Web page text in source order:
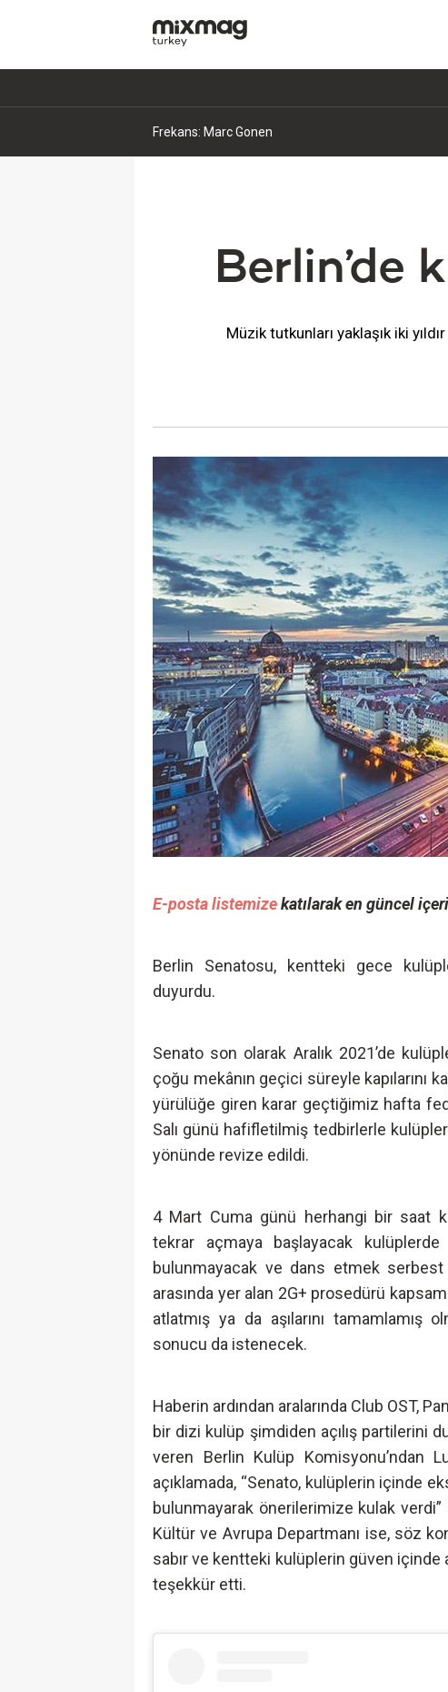
Frekans: Marc Gonen
Berlin’de
Müzik tutkunları yaklaşık iki
E-posta listemizekatılarak en güncel
Berlin Senatosu, kentteki gece
duyurdu.
Senato son olarak Aralık 2021’de
çoğu mekânın geçici süreyle kapılarını
yürülüğe giren karar geçtiğimiz hafta
Salı günü hafifletilmiş tedbirlerle
yönünde revize edildi.
4 Mart Cuma günü herhangi bir saat
tekrar açmaya başlayacak
bulunmayacak ve dans etmek serbest
arasında yer alan 2G+ prosedürü
atlatmış ya da aşılarını tamamlamış
sonucu da istenecek.
Haberin ardından aralarında Club OST,
bir dizi kulüp şimdiden açılış partilerini
veren Berlin Kulüp Komisyonu’ndan
açıklamada, “Senato, kulüplerin içinde
bulunmayarak önerilerimize kulak verdi”
Kültür ve Avrupa Departmanı ise, söz
sabır ve kentteki kulüplerin güven içinde
teşekkür etti.